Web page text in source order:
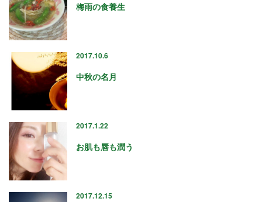
梅雨の食養生
2017.10.6
中秋の名月
2017.1.22
お肌も唇も潤う
2017.12.15